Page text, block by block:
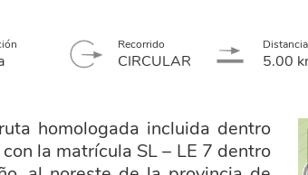
Recorrido
CIRCULAR
Distancia
5.00
homologada incluida dentro
la matrícula SL – LE 7 dentro